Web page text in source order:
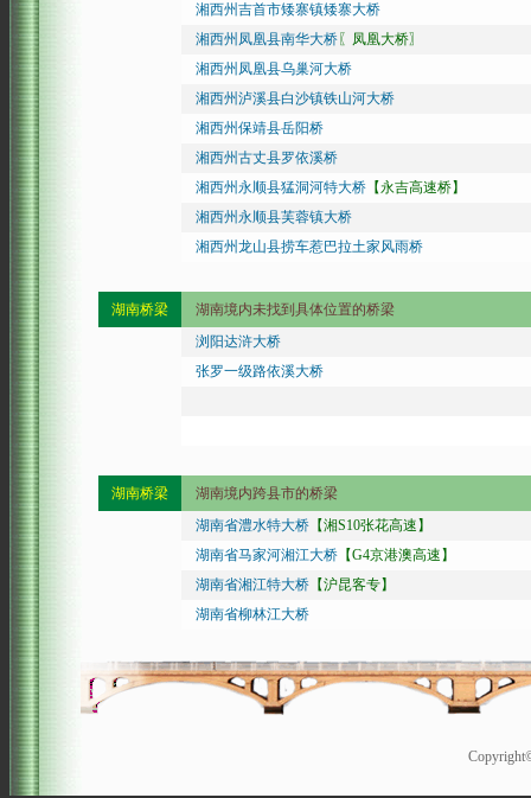
湘西州吉首市矮寨镇矮寨大桥
湘西州凤凰县南华大桥 〖凤凰大桥〗
湘西州凤凰县乌巢河大桥
湘西州泸溪县白沙镇铁山河大桥
湘西州保靖县岳阳桥
湘西州古丈县罗依溪桥
湘西州永顺县猛洞河特大桥 【永吉高速桥】
湘西州永顺县芙蓉镇大桥
湘西州龙山县捞车惹巴拉土家风雨桥
湖南桥梁
湖南境内未找到具体位置的桥梁
浏阳达浒大桥
张罗一级路依溪大桥
湖南桥梁
湖南境内跨县市的桥梁
湖南省澧水特大桥 【湘S10张花高速】
湖南省马家河湘江大桥 【G4京港澳高速】
湖南省湘江特大桥 【沪昆客专】
湖南省柳林江大桥